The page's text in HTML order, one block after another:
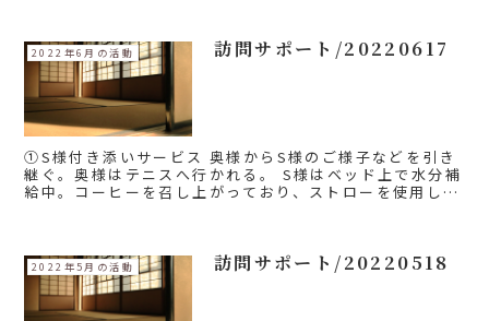
2022年6月の活動 訪問サポート/20220617
①S様付き添いサービス 奥様からS様のご様子などを引き
継ぐ。奥様はテニスへ行かれる。 S様はベッド上で水分補
給中。コーヒーを召し上がっており、ストローを使用して
2022年5月の活動 訪問サポート/20220518